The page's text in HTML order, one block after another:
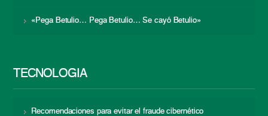
«Pega Betulio… Pega Betulio… Se cayó Betulio»
TECNOLOGÍA
Recomendaciones para evitar el fraude cibernético